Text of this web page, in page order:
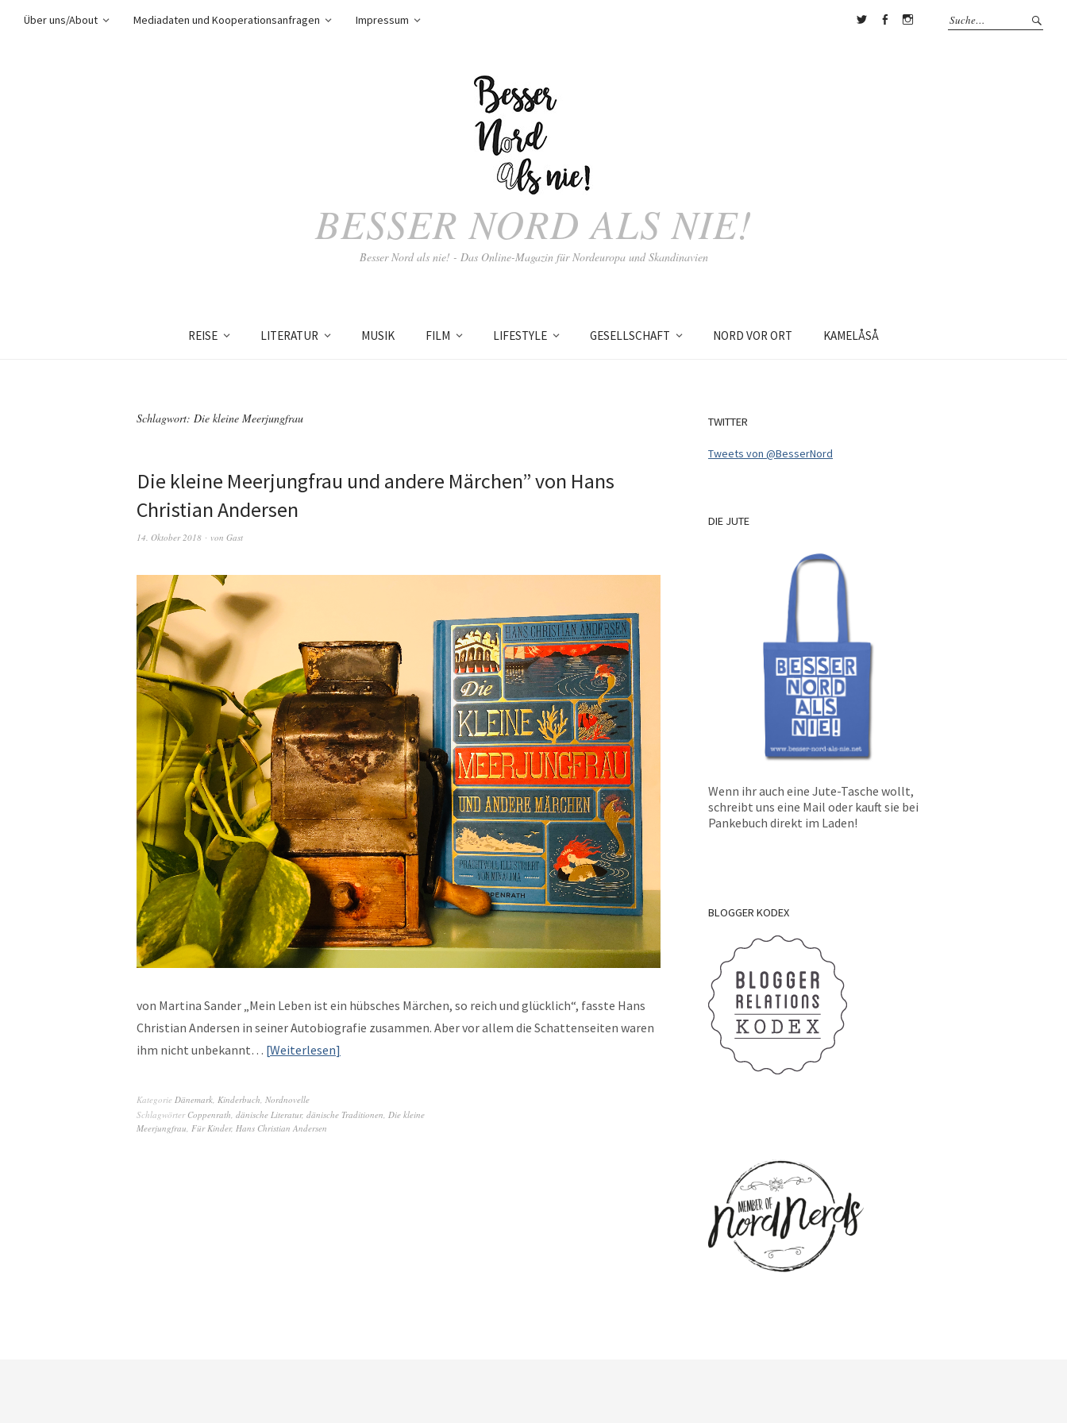
Über uns/About Mediadaten und Kooperationsanfragen
Impressum
BESSER NORD ALS NIE!
Besser Nord als nie! - Das Online-Magazin für Nordeuropa und Skandinavien
REISE LITERATUR MUSIK FILM LIFESTYLE GESELLSCHAFT NORD VORORT KAMELÅSÅ
Schlagwort: Die kleine Meerjungfrau
Die kleine Meerjungfrau und andere Märchen” von Hans
Christian Andersen
14. Oktober 2018 von Gast
von Mar­ti­na Sander „Mein Leben ist ein hüb­sches Märchen, so reich und glück­lich“, fasste Hans
Chris­t­ian Ander­sen in sein­er Auto­bi­ografie zusam­men. Aber vor allem die Schat­ten­seit­en waren
ihm nicht unbekan­nt… Weit­er­lesen
Kategorie Dänemark, Kinderbuch, Nordnovelle
Schlagwörter Coppenrath, dänische Literatur, dänische Traditionen, Die kleine
Meerjungfrau, Für Kinder, Hans Christian Andersen
TWITTER
Tweets von @BesserNord
DIE JUTE
Wenn ihr auch eine Jute-Tasche wollt,
schreibt uns eine Mail oder kauft sie bei
Pankebuch direkt im Laden!
BLOGGER KODEX